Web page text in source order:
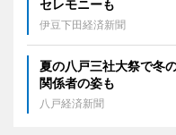
セレモニーも
伊豆下田経済新聞
夏の八戸三社大祭で冬
関係者の姿も
八戸経済新聞